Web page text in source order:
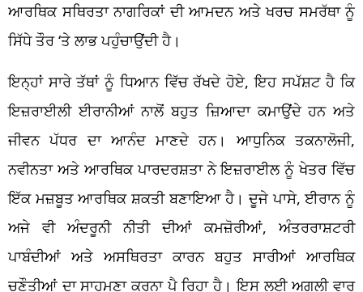
ਆਰਥਿਕ ਸਥਿਰਤਾ ਨਾਗਰਿਕਾਂ ਦੀ ਆਮਦਨ ਅਤੇ ਖਰਚ ਸਮਰੱਥਾ ਨੂੰ
ਸਿੱਧੇ ਤੌਰ ‘ਤੇ ਲਾਭ ਪਹੁੰਚਾਉਂਦੀ ਹੈ।
ਇਨ੍ਹਾਂ ਸਾਰੇ ਤੱਥਾਂ ਨੂੰ ਧਿਆਨ ਵਿੱਚ ਰੱਖਦੇ ਹੋਏ, ਇਹ ਸਪੱਸ਼ਟ ਹੈ ਕਿ
ਇਜ਼ਰਾਈਲੀ ਈਰਾਨੀਆਂ ਨਾਲੋਂ ਬਹੁਤ ਜ਼ਿਆਦਾ ਕਮਾਉਂਦੇ ਹਨ ਅਤੇ
ਜੀਵਨ ਪੱਧਰ ਦਾ ਆਨੰਦ ਮਾਣਦੇ ਹਨ। ਆਧੁਨਿਕ ਤਕਨਾਲੋਜੀ,
ਨਵੀਨਤਾ ਅਤੇ ਆਰਥਿਕ ਪਾਰਦਰਸ਼ਤਾ ਨੇ ਇਜ਼ਰਾਈਲ ਨੂੰ ਖੇਤਰ ਵਿੱਚ
ਇੱਕ ਮਜ਼ਬੂਤ ​​ਆਰਥਿਕ ਸ਼ਕਤੀ ਬਣਾਇਆ ਹੈ। ਦੂਜੇ ਪਾਸੇ, ਈਰਾਨ ਨੂੰ
ਅਜੇ ਵੀ ਅੰਦਰੂਨੀ ਨੀਤੀ ਦੀਆਂ ਕਮਜ਼ੋਰੀਆਂ, ਅੰਤਰਰਾਸ਼ਟਰੀ
ਪਾਬੰਦੀਆਂ ਅਤੇ ਅਸਥਿਰਤਾ ਕਾਰਨ ਬਹੁਤ ਸਾਰੀਆਂ ਆਰਥਿਕ
ਚੁਣੌਤੀਆਂ ਦਾ ਸਾਹਮਣਾ ਕਰਨਾ ਪੈ ਰਿਹਾ ਹੈ। ਇਸ ਲਈ ਅਗਲੀ ਵਾਰ